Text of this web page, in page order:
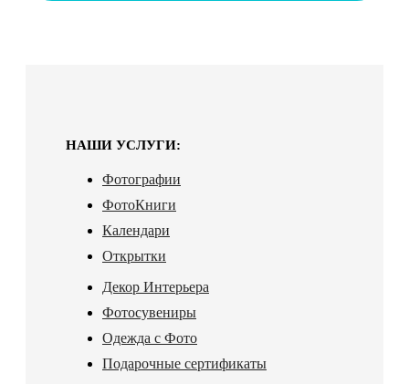
НАШИ УСЛУГИ:
Фотографии
ФотоКниги
Календари
Открытки
Декор Интерьера
Фотосувениры
Одежда с Фото
Подарочные сертификаты